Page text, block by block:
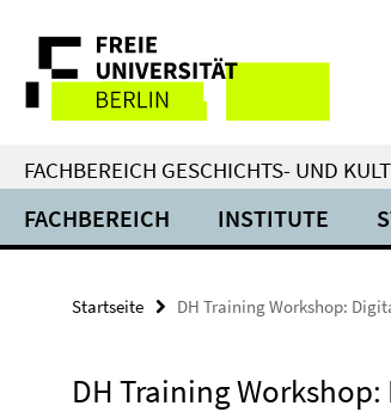
direkt
Inhalt
Service-
Navigation
FACHBEREICH GESCHICHTS- UND
FACHBEREICH INSTITUTE
Startseite DH Training Workshop:
DH Training